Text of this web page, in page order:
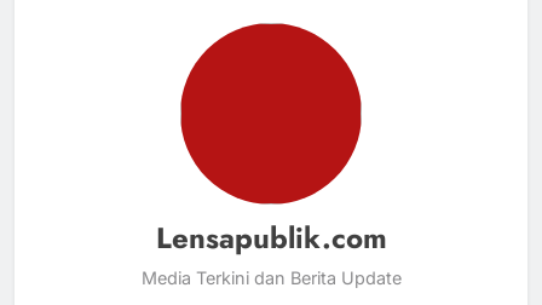
Lensapublik.com
Media Terkini dan Berita Update